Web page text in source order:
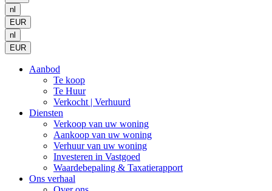
nl
EUR
nl
EUR
Aanbod
Te koop
Te Huur
Verkocht | Verhuurd
Diensten
Verkoop van uw woning
Aankoop van uw woning
Verhuur van uw woning
Investeren in Vastgoed
Waardebepaling & Taxatierapport
Ons verhaal